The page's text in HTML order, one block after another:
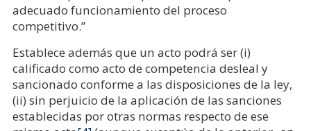
adecuado funcionamiento del proceso
competitivo.”
Establece además que un acto podrá ser (i)
calificado como acto de competencia desleal y
sancionado conforme a las disposiciones de la ley,
(ii) sin perjuicio de la aplicación de las sanciones
establecidas por otras normas respecto de ese